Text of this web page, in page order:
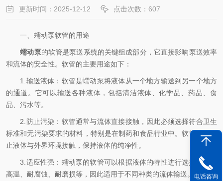
更新时间：2025-12-12 点击次数：607
一、蠕动泵软管的用途
蠕动泵的软管是泵送系统的关键组成部分，它直接影响泵送效率
和流体的安全性。软管的主要用途如下：
1.输送液体：软管是蠕动泵将液体从一个地方输送到另一个地方
的通道。它可以输送各种液体，包括清洁液体、化学品、药品、食
品、污水等。
2.防止污染：软管通常与流体直接接触，因此必须选择符合卫生
标准和无污染要求的材料，特别是在制药和食品行业中。软管能够防
止液体与外界环境接触，保持液体的纯净性。
3.适应性强：蠕动泵的软管可以根据液体的特性进行选择，如耐
高温、耐腐蚀、耐磨损等，因此适用于不同种类的流体输送。 电话咨询